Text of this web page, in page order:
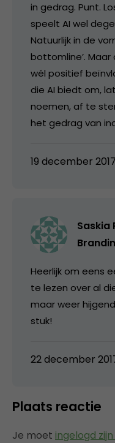
in gedrag. Punt.
speelt AI wel
Natuurlijk in de
bottomline’.
wél positief
die AI biedt om,
noemen, af te
het gedrag van
19 december
Saskia
Heerlijk om eens
te lezen over al
maar weer
stuk!
22 december
Plaats reactie
Je moet ingelogd